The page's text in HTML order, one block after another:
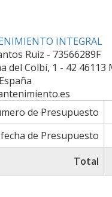
INTEGRAL
Ruiz - 73566289F
del Colbí, 1 - 42 46113
de Presupuesto
fecha de Presupuesto
Total